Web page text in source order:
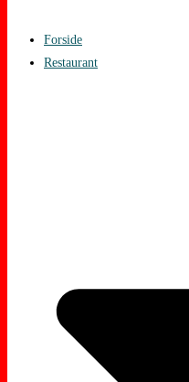
Forside
Restaurant